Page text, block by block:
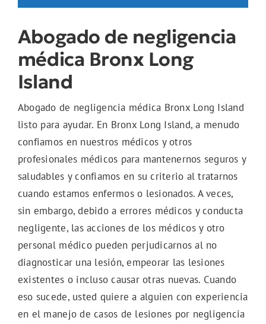
Abogado de negligencia
médica Bronx Long
Island
Abogado de negligencia médica Bronx Long Island
listo para ayudar. En Bronx Long Island, a menudo
confiamos en nuestros médicos y otros
profesionales médicos para mantenernos seguros y
saludables y confiamos en su criterio al tratarnos
cuando estamos enfermos o lesionados. A veces,
sin embargo, debido a errores médicos y conducta
negligente, las acciones de los médicos y otro
personal médico pueden perjudicarnos al no
diagnosticar una lesión, empeorar las lesiones
existentes o incluso causar otras nuevas. Cuando
eso sucede, usted quiere a alguien con experiencia
en el manejo de casos de lesiones por negligencia